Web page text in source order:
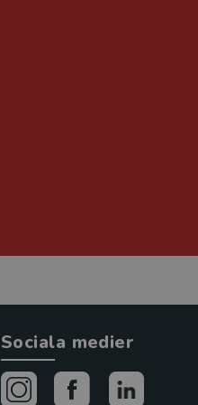
Sociala medier